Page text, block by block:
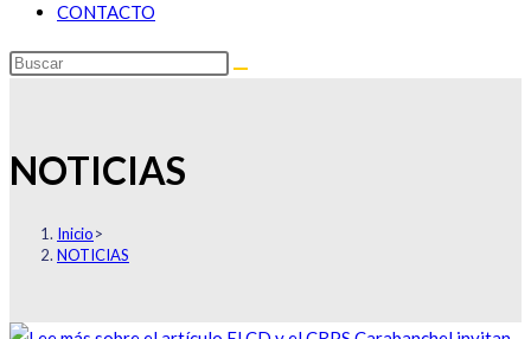
CONTACTO
NOTICIAS
Inicio>
NOTICIAS